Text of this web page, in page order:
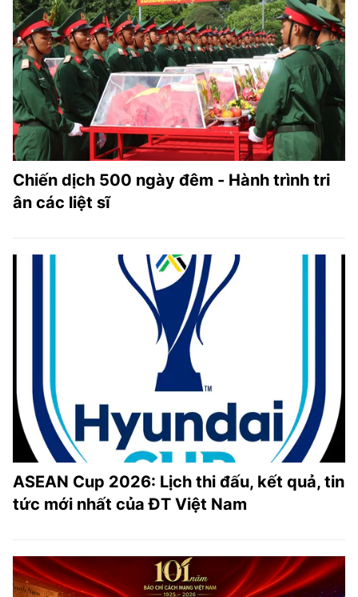
Chiến dịch 500 ngày đêm - Hành trình tri
ân các liệt sĩ
ASEAN Cup 2026: Lịch thi đấu, kết quả, tin
tức mới nhất của ĐT Việt Nam